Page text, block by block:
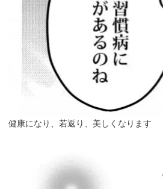
健康になり、若返り、美しくなります